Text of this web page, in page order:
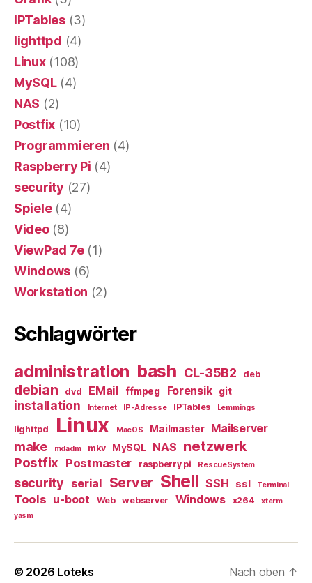
IPTables(3)
lighttpd (4)
Linux(108)
MySQL(4)
NAS (2)
Postfix (10)
Programmieren (4)
Raspberry Pi (4)
security (27)
Spiele(4)
Video(8)
ViewPad 7e(1)
Windows (6)
Workstation (2)
Schlagwörter
administration bash CL-35B2 deb
debian dvd EMail ffmpeg Forensik git
installation Internet IP-Adresse IPTables Lemmings
lighttpd Linux MacOS Mailmaster Mailserver
make mdadm mkv MySQL NAS netzwerk
Postfix Postmaster raspberry pi RescueSystem
security serial Server Shell SSH ssl Terminal
Tools u-boot Web webserver Windows x264
xterm
yasm
© 2026 Loteks Nach oben ↑